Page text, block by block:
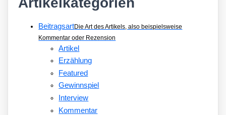
BeitragsartDie Art des Artikels, also beispielsweise
Kommentar oder Rezension
Artikel
Erzählung
Featured
Gewinnspiel
Interview
Kommentar